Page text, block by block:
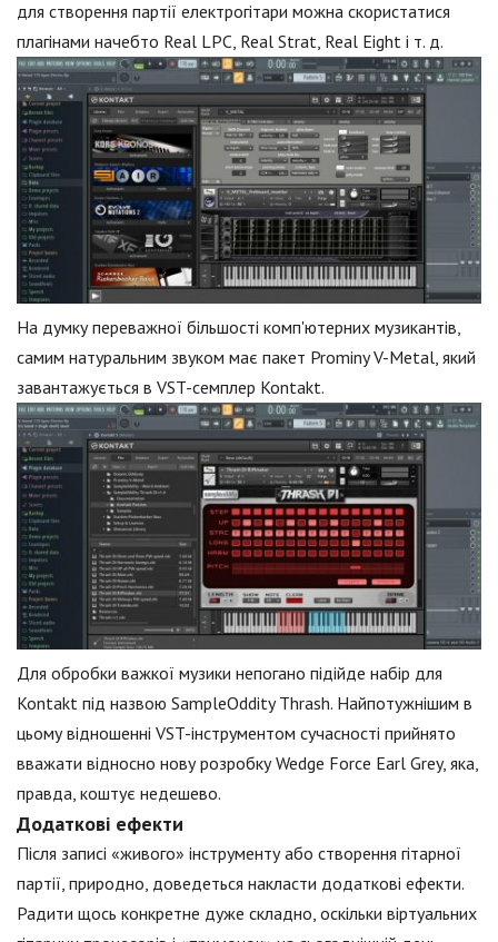
для створення партії електрогітари можна скористатися
плагінами начебто Real LPC, Real Strat, Real Eight і т. д.
На думку переважної більшості комп'ютерних музикантів,
самим натуральним звуком має пакет Prominy V-Metal, який
завантажується в VST-семплер Kontakt.
Для обробки важкої музики непогано підійде набір для
Kontakt під назвою SampleOddity Thrash. Найпотужнішим в
цьому відношенні VST-інструментом сучасності прийнято
вважати відносно нову розробку Wedge Force Earl Grey, яка,
правда, коштує недешево.
Додаткові ефекти
Після записі «живого» інструменту або створення гітарної
партії, природно, доведеться накласти додаткові ефекти.
Радити щось конкретне дуже складно, оскільки віртуальних